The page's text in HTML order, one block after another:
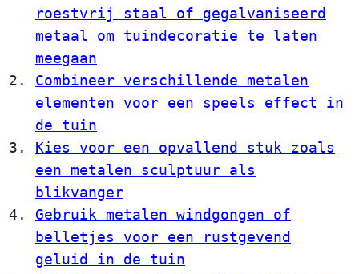
roestvrij staal of gegalvaniseerd
metaal om tuindecoratie te laten
meegaan
Combineer verschillende metalen
elementen voor een speels effect in
de tuin
Kies voor een opvallend stuk zoals
een metalen sculptuur als
blikvanger
Gebruik metalen windgongen of
belletjes voor een rustgevend
geluid in de tuin